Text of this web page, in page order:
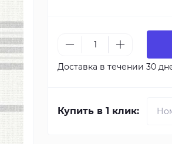
Доставка в течении 30
Купить в 1 клик: